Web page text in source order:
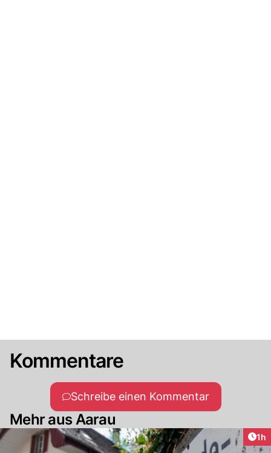
Kommentare
Schreibe einen Kommentar
Mehr aus Aarau
1h